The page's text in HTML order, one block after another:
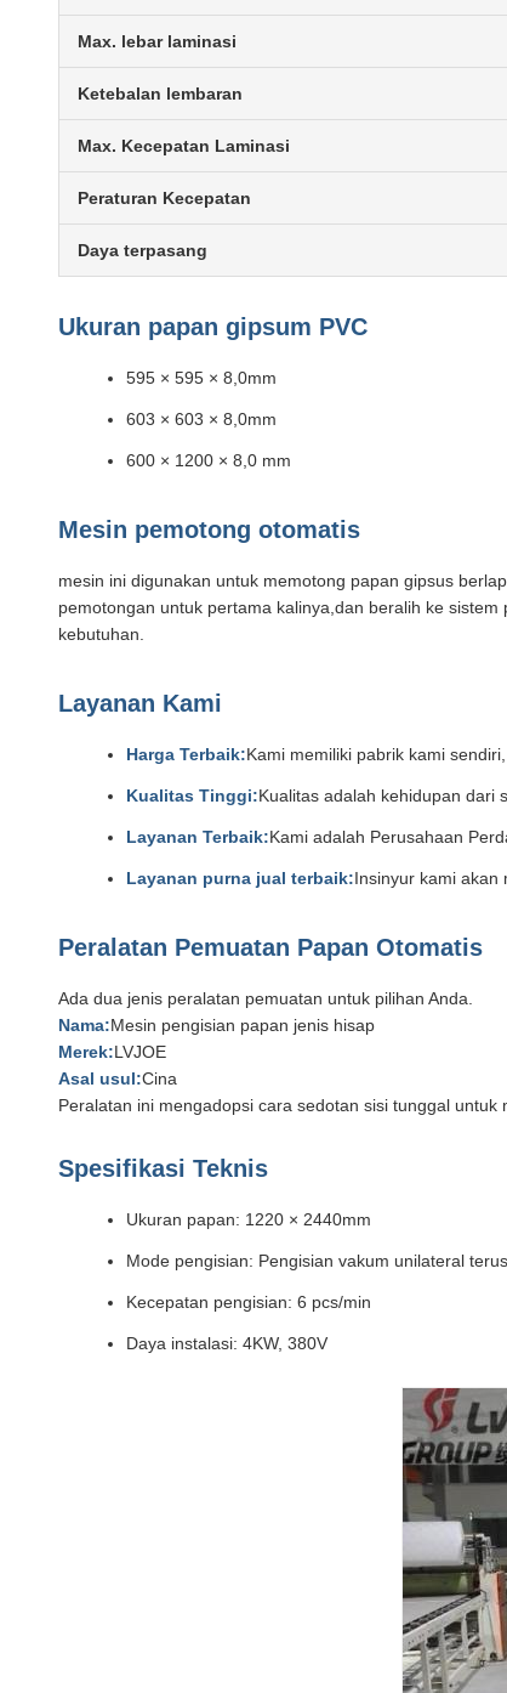
Max. lebar laminasi
Ketebalan lembaran
Max. Kecepatan Laminasi
Peraturan Kecepatan
Daya terpasang
Ukuran papan gipsum PVC
595 × 595 × 8,0mm
603 × 603 × 8,0mm
600 × 1200 × 8,0 mm
Mesin pemotong otomatis
mesin ini digunakan untuk memotong papan gipsus
pemotongan untuk pertama kalinya,dan beralih ke
kebutuhan.
Layanan Kami
Harga Terbaik:Kami memiliki pabrik kami
Kualitas Tinggi:Kualitas adalah kehidupan dari
Layanan Terbaik:Kami adalah Perusahaan
Layanan purna jual terbaik:Insinyur kami akan
Peralatan Pemuatan Papan Otomatis
Ada dua jenis peralatan pemuatan untuk pilihan Anda.
Nama:Mesin pengisian papan jenis hisap
Merek:LVJOE
Asal usul:Cina
Peralatan ini mengadopsi cara sedotan sisi tunggal
Spesifikasi Teknis
Ukuran papan: 1220 × 2440mm
Mode pengisian: Pengisian vakum unilateral
Kecepatan pengisian: 6 pcs/min
Daya instalasi: 4KW, 380V